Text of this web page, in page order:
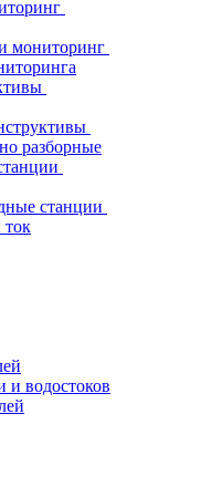
мониторинг
разборные
станции
и водостоков